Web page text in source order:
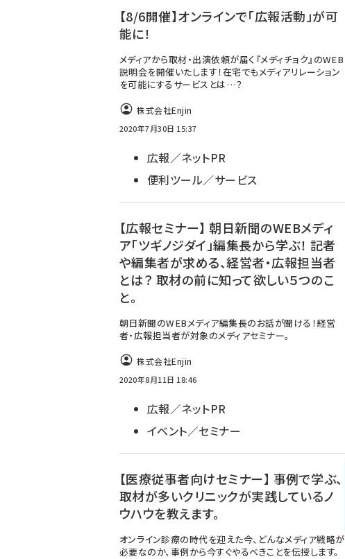
【8/6開催】オンラインで「広報活動」が可
能に！
メディアから取材・出演依頼が届く『メディチョク』のWEB
説明会を開催いたします！在宅でもメディアリレーション
を可能にするサービスとは…？
株式会社Enjin
2020年7月30日 15:37
広報／ネットPR
便利ツール／サービス
【広報セミナー】 朝日新聞のWEBメディ
ア「ツギノジダイ」編集長から学ぶ！ 記者
や編集者が求める、経営者・広報担当者
とは？ 取材の前に知って欲しい５つのこ
と。
朝日新聞のWEBメディア編集長のお話が聞ける！経営
者・広報担当者が対象のメディアセミナー。
株式会社Enjin
2020年8月11日 18:46
広報／ネットPR
イベント／セミナー
【医療従事者向けセミナー】 事例で学ぶ、
取材が多いクリニックが実践しているノ
ウハウを教えます。
オンライン診療の時代を迎えた今、どんなメディア戦略が
必要なのか、事例から今すぐやるべきことを伝授します。